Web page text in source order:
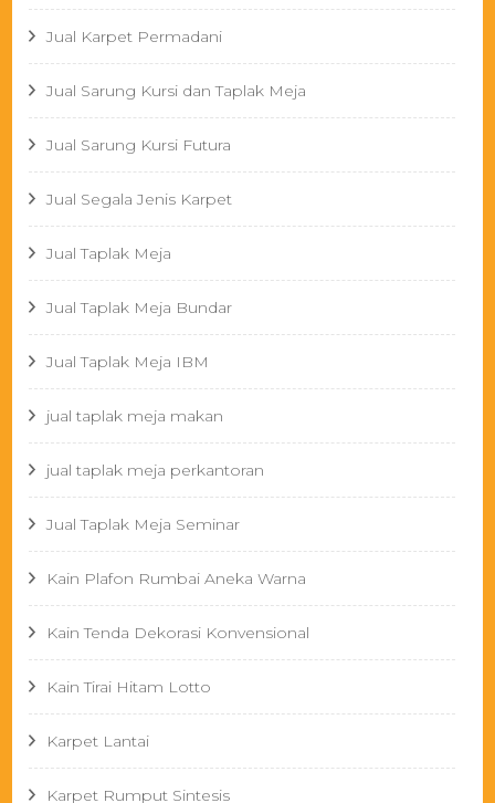
Jual Karpet Permadani
Jual Sarung Kursi dan Taplak Meja
Jual Sarung Kursi Futura
Jual Segala Jenis Karpet
Jual Taplak Meja
Jual Taplak Meja Bundar
Jual Taplak Meja IBM
jual taplak meja makan
jual taplak meja perkantoran
Jual Taplak Meja Seminar
Kain Plafon Rumbai Aneka Warna
Kain Tenda Dekorasi Konvensional
Kain Tirai Hitam Lotto
Karpet Lantai
Karpet Rumput Sintesis